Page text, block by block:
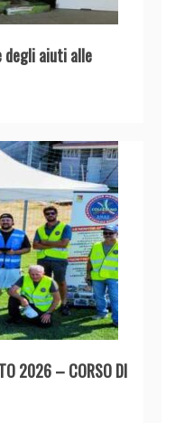
degli aiuti alle
2026 – CORSO DI